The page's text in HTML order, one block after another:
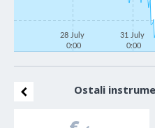
28 July
0:00
31 July
0:00
Ostali